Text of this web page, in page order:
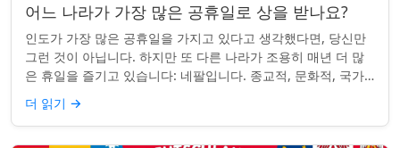
어느 나라가 가장 많은 공휴일로 상을 받나요?
인도가 가장 많은 공휴일을 가지고 있다고 생각했다면, 당신만
그런 것이 아닙니다. 하지만 또 다른 나라가 조용히 매년 더 많
은 휴일을 즐기고 있습니다: 네팔입니다. 종교적, 문화적, 국가
적 기념일이 혼합된 네팔은 현...
더 읽기 →